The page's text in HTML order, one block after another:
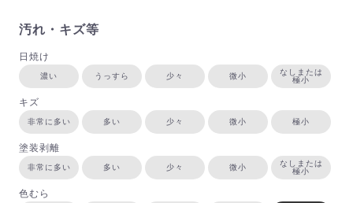
汚れ・キズ等
日焼け
濃い うっすら 少々 微小
なしまたは
極小
キズ
非常に多い 多い 少々 微小 極小
塗装剥離
非常に多い 多い 少々 微小
なしまたは
極小
色むら